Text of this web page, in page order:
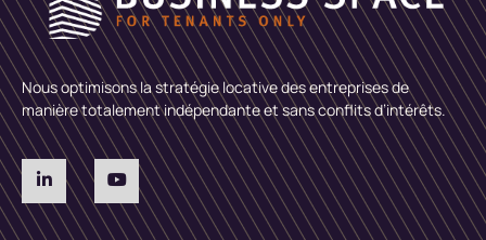
Nous optimisons la stratégie locative des entreprises de
manière totalement indépendante et sans conflits d’intérêts.